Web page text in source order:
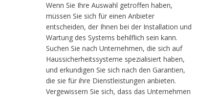
Wenn Sie Ihre Auswahl getroffen haben,
müssen Sie sich für einen Anbieter
entscheiden, der Ihnen bei der Installation und
Wartung des Systems behilflich sein kann.
Suchen Sie nach Unternehmen, die sich auf
Haussicherheitssysteme spezialisiert haben,
und erkundigen Sie sich nach den Garantien,
die sie für ihre Dienstleistungen anbieten.
Vergewissern Sie sich, dass das Unternehmen